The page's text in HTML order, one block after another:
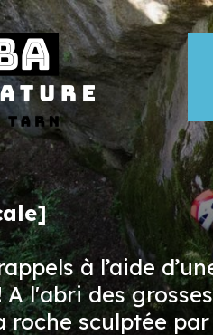
à l’aide
l'abri des
roche sculptée